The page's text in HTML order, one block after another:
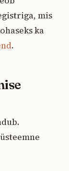
mis
ka
.